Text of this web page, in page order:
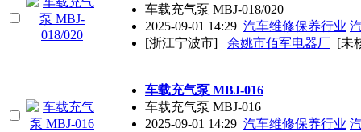
车载充气泵 MBJ-018/020
2025-09-01 14:29 汽车维修保养行业
[浙江宁波市]
余姚市佰军电器厂 [未
车载充气泵 MBJ-016
车载充气泵 MBJ-016
2025-09-01 14:29 汽车维修保养行业